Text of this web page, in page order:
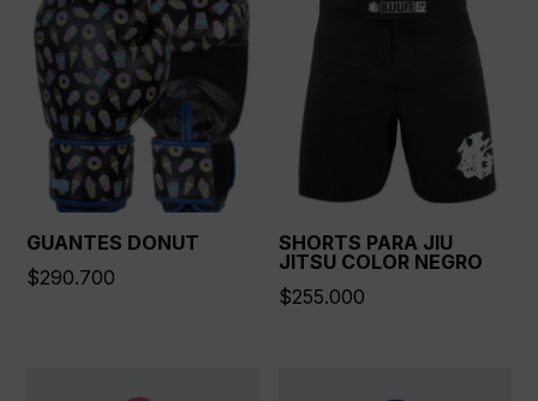
GUANTES DONUT
$290.700
SHORTS PARA JIU
JITSU COLOR NEGRO
$255.000